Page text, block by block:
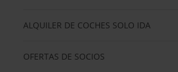
ALQUILER DE COCHES SOLO IDA
OFERTAS DE SOCIOS